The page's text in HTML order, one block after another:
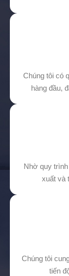
Chúng tôi có
hàng đầu,
Nhờ quy
xuất và
Chúng tôi
tiến